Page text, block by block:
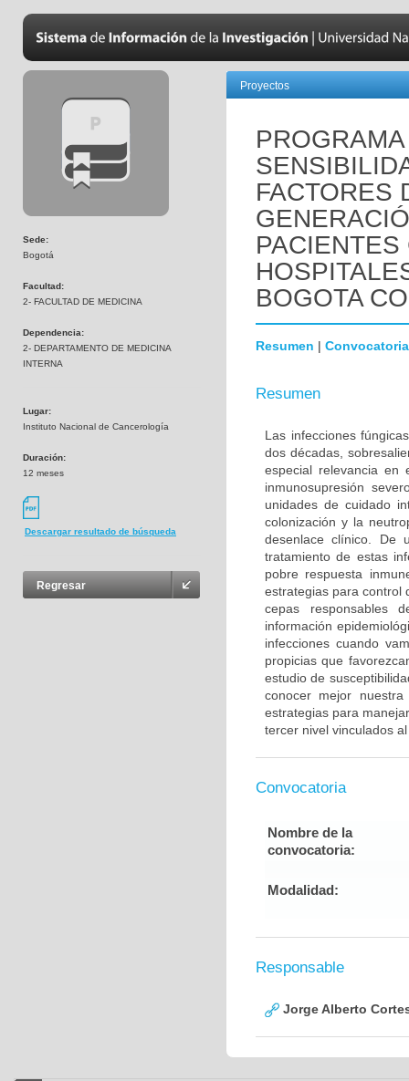
Sede:
Bogotá
Facultad:
2- FACULTAD DE MEDICINA
Dependencia:
2- DEPARTAMENTO DE MEDICINA
INTERNA
Lugar:
Instituto Nacional de Cancerología
Duración:
12 meses
Descargar resultado de búsqueda
Regresar
Proyectos
FACTORES
BOGOTA
Resumen | Convocatoria
Resumen
Las infecciones
dos décadas,
especial relevancia en
inmunosupresión
unidades de cuidado
colonización y la
desenlace clínico. De
tratamiento de estas
pobre respuesta
estrategias para control
cepas responsables
información
infecciones cuando
propicias que
estudio de
conocer mejor
estrategias para
tercer nivel vinculados
Convocatoria
Nombre de la
convocatoria:
Modalidad:
Responsable
Jorge Alberto